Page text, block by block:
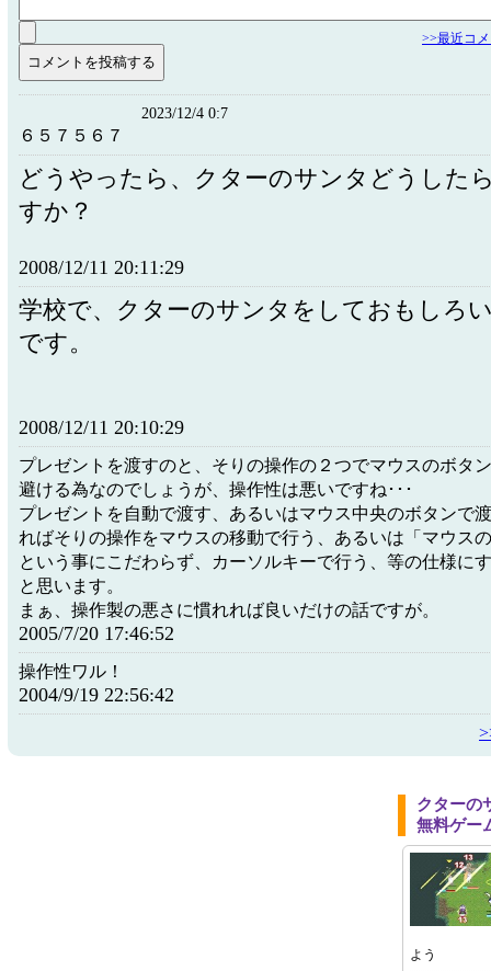
>>最近コ
2023/12/4 0:7
６５７５６７
どうやったら、クターのサンタどうした
すか？
2008/12/11 20:11:29
学校で、クターのサンタをしておもしろ
です。
2008/12/11 20:10:29
プレゼントを渡すのと、そりの操作の２つでマウスのボタ
避ける為なのでしょうが、操作性は悪いですね･･･
プレゼントを自動で渡す、あるいはマウス中央のボタンで
ればそりの操作をマウスの移動で行う、あるいは「マウス
という事にこだわらず、カーソルキーで行う、等の仕様に
と思います。
まぁ、操作製の悪さに慣れれば良いだけの話ですが。
2005/7/20 17:46:52
操作性ワル！
2004/9/19 22:56:42
クターの
無料ゲー
よう